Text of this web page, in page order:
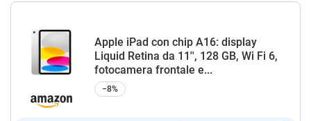
Apple iPad con chip A16: display
Liquid Retina da 11'', 128 GB, Wi Fi 6,
fotocamera frontale e...
−8%